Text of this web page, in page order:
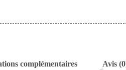
complémentaires Avis